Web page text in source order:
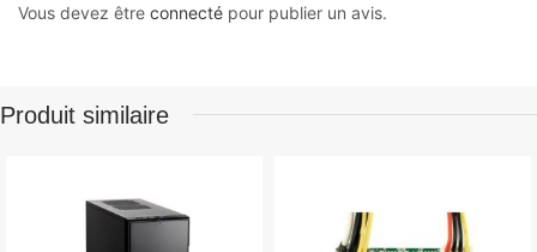
Vous devez être connecté pour publier un avis.
Produit similaire